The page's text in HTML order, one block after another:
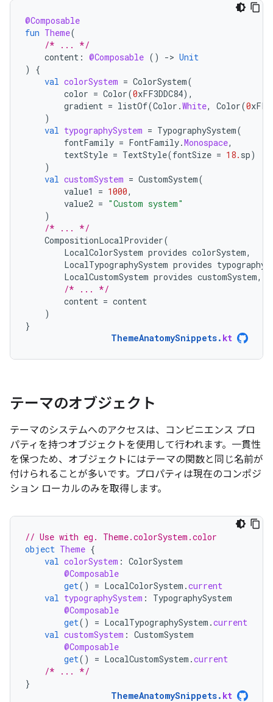
@Composable
fun Theme(
/* ... */
content : @Composable () -> Unit
)
{
val colorSystem = ColorSystem(
color = Color(0xFF3DDC84),
gradient = listOf(Color .White, Color(0
)
val typographySystem = TypographySystem(
fontFamily = FontFamily.Monospace,
textStyle = TextStyle(fontSize = 18. sp)
)
val customSystem = CustomSystem(
value1
= 1000,
value2 = "Custom system"
)
/* ... */
CompositionLocalProvider(
LocalColorSystem provides colorSystem,
LocalTypographySystem provides
LocalCustomSystem provides customSystem,
/* ... */
content = content
)
}
ThemeAnatomySnippets. kt
テーマのオブジェクト
テーマのシステムへのアクセスは、コンビニエンス プロ
パティを持つオブジェクトを使用して行われます。一貫性
を保つため、オブジェクトにはテーマの関数と同じ名前が
付けられることが多いです。プロパティは現在のコンポジ
ション ローカルのみを取得します。
// Use with eg. Theme.colorSystem.color
object Theme {
val colorSystem : ColorSystem
@Composable
get() = LocalColorSystem .current
val typographySystem :
TypographySystem
@Composable
get() = LocalTypographySystem .current
val customSystem : CustomSystem
@Composable
get() = LocalCustomSystem .current
/* ... */
}
ThemeAnatomySnippets. kt